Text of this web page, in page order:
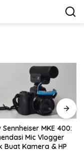
Sennheiser MKE 400:
Mic Vlogger
Buat Kamera & HP